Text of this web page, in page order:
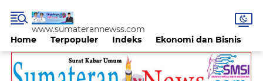
Home Terpopuler Indeks Ekonomi dan Bisnis
www.sumaterannewss.com